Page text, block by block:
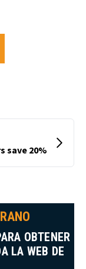
OBTENER
LA WEB DE